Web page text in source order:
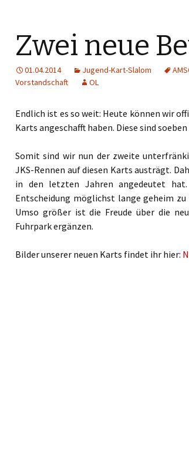
Zwei neue
01.04.2014 Jugend-Kart-Slalom
Vorstandschaft
OL
Endlich ist es so weit: Heute können wir
Karts angeschafft haben. Diese sind
Somit sind wir nun der zweite
JKS-Rennen auf diesen Karts austrägt.
in den letzten Jahren angedeutet
Entscheidung möglichst lange geheim
Umso größer ist die Freude über die
Fuhrpark ergänzen.
Bilder unserer neuen Karts findet ihr hier: